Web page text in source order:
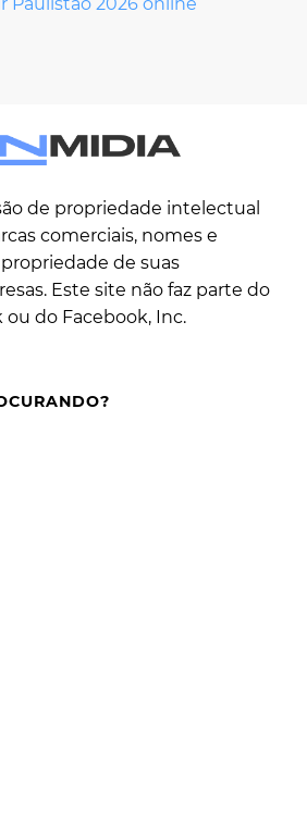
de propriedade intelectual
comerciais, nomes e
de suas
Este site não faz parte do
do Facebook, Inc.